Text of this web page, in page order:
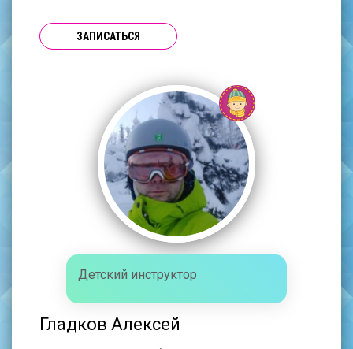
ЗАПИСАТЬСЯ
Детский инструктор
Гладков Алексей